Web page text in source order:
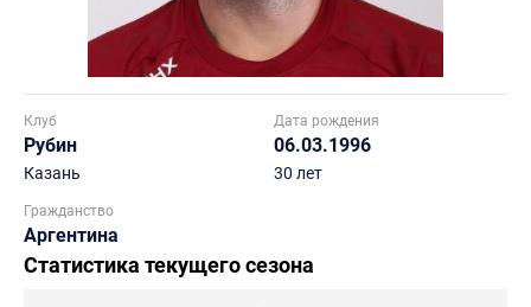
Клуб
Рубин
Казань
Дата рождения
06.03.1996
30 лет
Гражданство
Аргентина
Статистика текущего сезона